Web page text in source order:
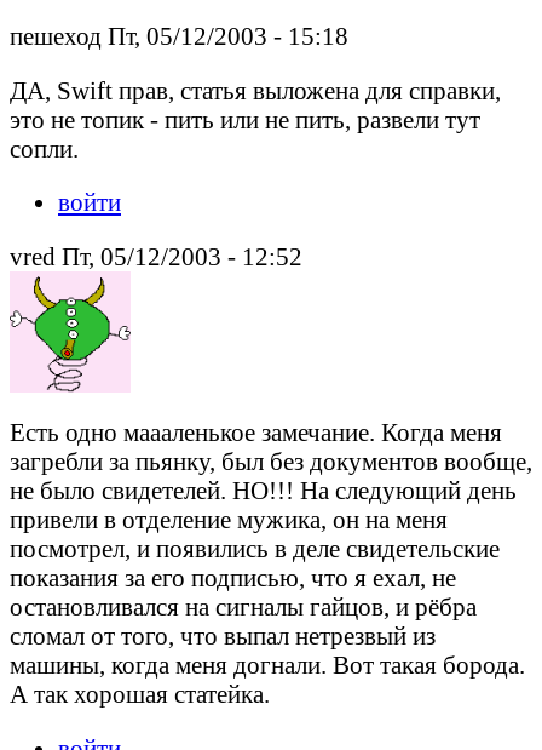
пешеход Пт, 05/12/2003 - 15:18
ДА, Swift прав, статья выложена для справки,
это не топик - пить или не пить, развели тут
сопли.
войти
vred Пт, 05/12/2003 - 12:52
Есть одно маааленькое замечание. Когда меня
загребли за пьянку, был без документов вообще,
не было свидетелей. НО!!! На следующий день
привели в отделение мужика, он на меня
посмотрел, и появились в деле свидетельские
показания за его подписью, что я ехал, не
остановливался на сигналы гайцов, и рёбра
сломал от того, что выпал нетрезвый из
машины, когда меня догнали. Вот такая борода.
А так хорошая статейка.